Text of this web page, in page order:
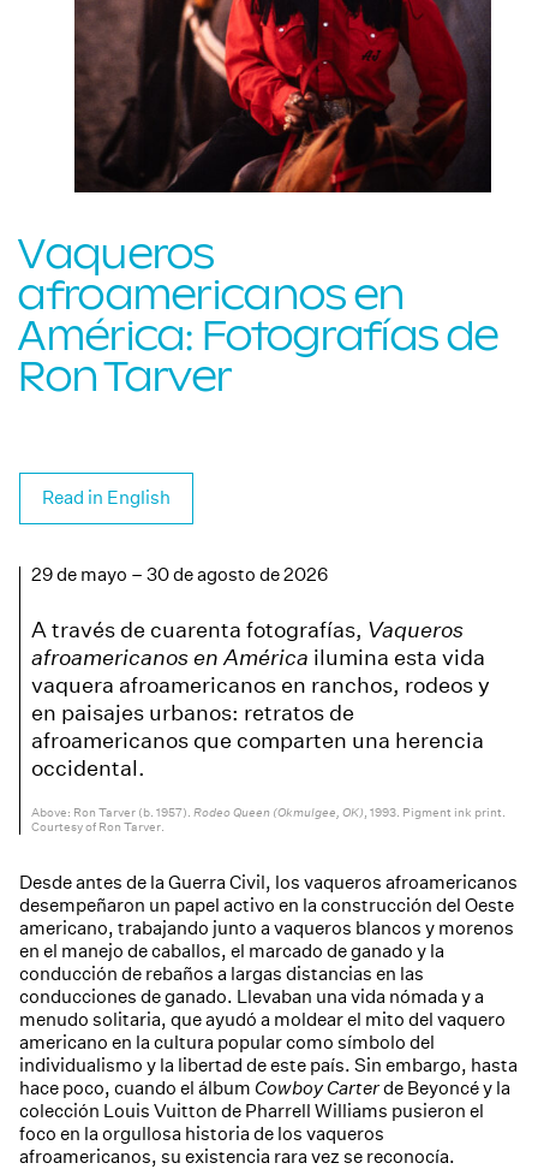
Vaqueros
afroamericanos en
América: Fotografías de
Ron Tarver
Read in English
29 de mayo – 30 de agosto de 2026
A través de cuarenta fotografías, Vaqueros
afroamericanos en América ilumina esta vida
vaquera afroamericanos en ranchos, rodeos y
en paisajes urbanos: retratos de
afroamericanos que comparten una herencia
occidental.
Ron Tarver (b. 1957). Rodeo Queen (Okmulgee, OK), 1993. Pigment ink print.
Courtesy of Ron Tarver.
Desde antes de la Guerra Civil, los vaqueros afroamericanos
desempeñaron un papel activo en la construcción del Oeste
americano, trabajando junto a vaqueros blancos y morenos
en el manejo de caballos, el marcado de ganado y la
conducción de rebaños a largas distancias en las
conducciones de ganado. Llevaban una vida nómada y a
menudo solitaria, que ayudó a moldear el mito del vaquero
americano en la cultura popular como símbolo del
individualismo y la libertad de este país. Sin embargo, hasta
hace poco, cuando el álbum Cowboy Carterde Beyoncé y la
colección Louis Vuitton de Pharrell Williams pusieron el
foco en la orgullosa historia de los vaqueros
afroamericanos, su existencia rara vez se reconocía.